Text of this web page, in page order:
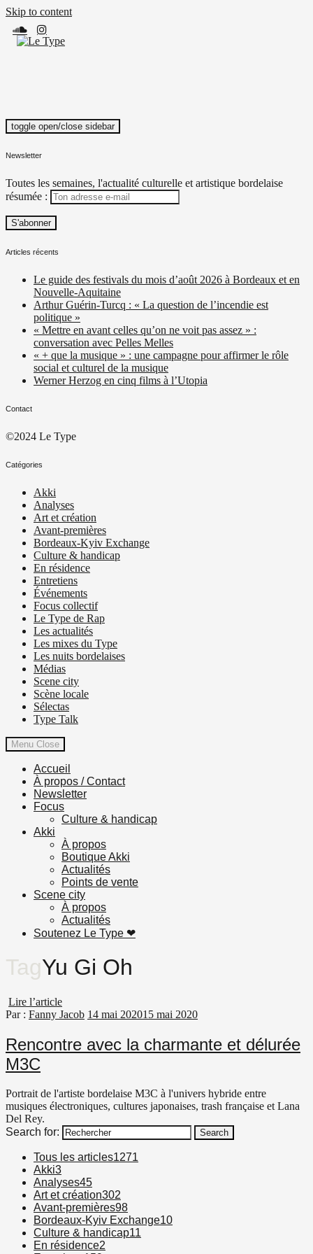
Skip to content
Le Type
Média culturel, indépendant et local.
toggle open/close sidebar
Newsletter
Toutes les semaines, l'actualité culturelle et artistique bordelaise
résumée :
Articles récents
Le guide des festivals du mois d’août 2026 à Bordeaux et en
Nouvelle-Aquitaine
Arthur Guérin-Turcq : « La question de l’incendie est
politique »
« Mettre en avant celles qu’on ne voit pas assez » :
conversation avec Pelles Melles
« + que la musique » : une campagne pour affirmer le rôle
social et culturel de la musique
Werner Herzog en cinq films à l’Utopia
Contact
©2024 Le Type
Catégories
Akki
Analyses
Art et création
Avant-premières
Bordeaux-Kyiv Exchange
Culture & handicap
En résidence
Entretiens
Événements
Focus collectif
Le Type de Rap
Les actualités
Les mixes du Type
Les nuits bordelaises
Médias
Scene city
Scène locale
Sélectas
Type Talk
Menu Close
Accueil
À propos / Contact
Newsletter
Focus
Culture & handicap
Akki
À propos
Boutique Akki
Actualités
Points de vente
Scene city
À propos
Actualités
Soutenez Le Type ❤︎
TagYu Gi Oh
Lire l’article
Par : Fanny Jacob 14 mai 202015 mai 2020
Rencontre avec la charmante et délurée
M3C
Portrait de l'artiste bordelaise M3C à l'univers hybride entre
musiques électroniques, cultures japonaises, trash française et Lana
Del Rey.
Search for:
Search
Tous les articles1271
Akki3
Analyses45
Art et création302
Avant-premières98
Bordeaux-Kyiv Exchange10
Culture & handicap11
En résidence2